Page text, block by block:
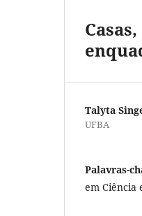
Talyta
UFBA
Palavras-
em Ciência